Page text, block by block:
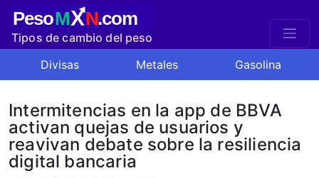
PesoMXN.com
Tipos de cambio del peso
Divisas Metales Gasolina
Intermitencias en la app de BBVA
activan quejas de usuarios y
reavivan debate sobre la resiliencia
digital bancaria